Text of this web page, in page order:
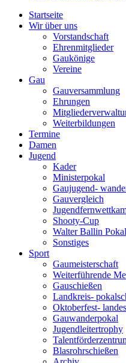
Startseite
Wir über uns
Vorstandschaft
Ehrenmitglieder
Gaukönige
Vereine
Gau
Gauversammlung
Ehrungen
Weiterbildungen
Termine
Damen
Jugend
Kader
Ministerpokal
Gaujugend-
Gauvergleich
Shooty-Cup
Walter Ballin Pokal
Sonstiges
Sport
Gaumeisterschaft
Weiterführende
Gauschießen
Landkreis-
Oktoberfest-
Gauwanderpokal
Jugendleitertrophy
Blasrohrschießen